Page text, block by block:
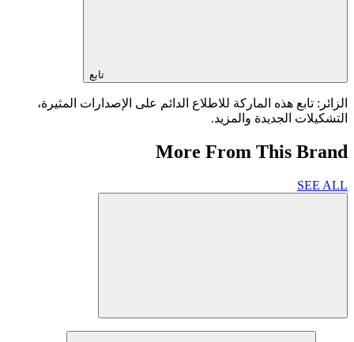
تابع
الزائر: تابع هذه الماركة للاطلاع الدائم على الإصدارات المثيرة،
التشكيلات الجديدة والمزيد.
More From This Brand
SEE ALL